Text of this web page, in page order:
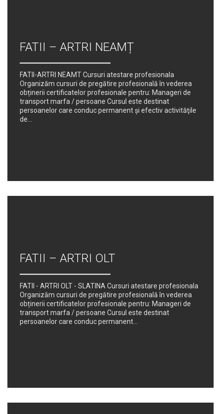
FATII – ARTRI NEAMȚ
FATII-ARTRI NEAMT Cursuri atestare profesionala
Organizăm cursuri de pregătire profesională în vederea
obținerii certificatelor profesionale pentru: Manageri de
transport marfa / persoane Cursul este destinat
persoanelor care conduc permanent şi efectiv activităţile
de...
FATII – ARTRI OLT
FATII - ARTRI OLT - SLATINA Cursuri atestare profesionala
Organizăm cursuri de pregătire profesională în vederea
obținerii certificatelor profesionale pentru: Manageri de
transport marfa / persoane Cursul este destinat
persoanelor care conduc permanent...